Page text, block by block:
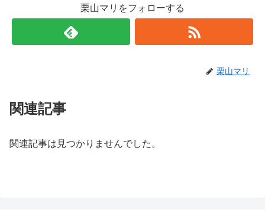
栗山マリをフォローする
栗山マリ
関連記事
関連記事は見つかりませんでした。